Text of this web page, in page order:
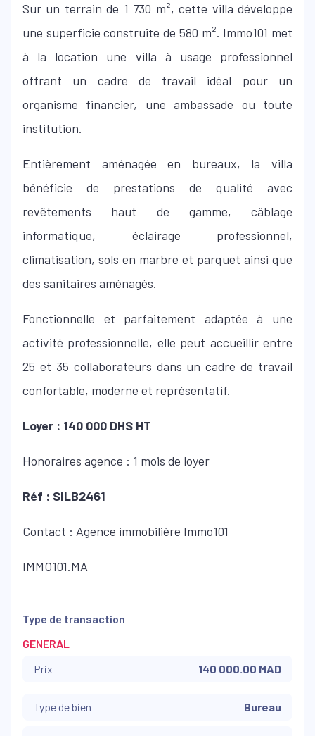
Sur un terrain de 1 730 m², cette villa développe
une superficie construite de 580 m². Immo101 met
à la location une villa à usage professionnel
offrant un cadre de travail idéal pour un
organisme financier, une ambassade ou toute
institution.
Entièrement aménagée en bureaux, la villa
bénéficie de prestations de qualité avec
revêtements haut de gamme, câblage
informatique, éclairage professionnel,
climatisation, sols en marbre et parquet ainsi que
des sanitaires aménagés.
Fonctionnelle et parfaitement adaptée à une
activité professionnelle, elle peut accueillir entre
25 et 35 collaborateurs dans un cadre de travail
confortable, moderne et représentatif.
Loyer : 140 000 DHS HT
Honoraires agence : 1 mois de loyer
Réf : SILB2461
Contact : Agence immobilière Immo101
IMMO101.MA
Type de transaction
GENERAL
Prix
140 000.00 MAD
Type de bien Bureau